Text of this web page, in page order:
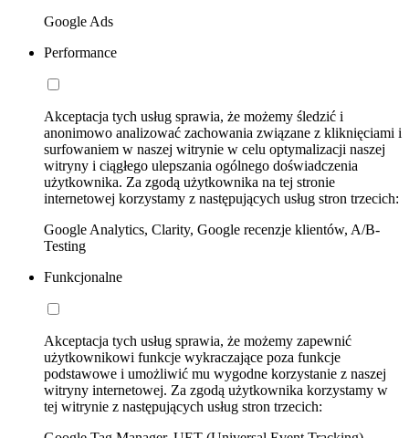
Google Ads
Performance
Akceptacja tych usług sprawia, że możemy śledzić i
anonimowo analizować zachowania związane z kliknięciami i
surfowaniem w naszej witrynie w celu optymalizacji naszej
witryny i ciągłego ulepszania ogólnego doświadczenia
użytkownika. Za zgodą użytkownika na tej stronie
internetowej korzystamy z następujących usług stron trzecich:
Google Analytics, Clarity, Google recenzje klientów, A/B-
Testing
Funkcjonalne
Akceptacja tych usług sprawia, że możemy zapewnić
użytkownikowi funkcje wykraczające poza funkcje
podstawowe i umożliwić mu wygodne korzystanie z naszej
witryny internetowej. Za zgodą użytkownika korzystamy w
tej witrynie z następujących usług stron trzecich: